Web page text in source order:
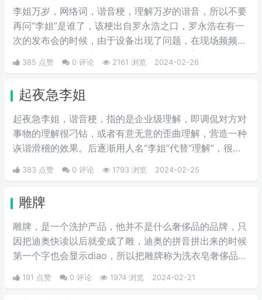
李姐万岁，网络词，谐音梗，理解万岁的谐音，所以不要
再问“李姐”是谁了，该梗出自罗永浩之口，罗永浩在有一
次的发布会的时候，由于设备出现了问题，在现场频频出
尬，然后被一些锤子的粉丝疯狂传播。疯狂复读，每每出
可以说相当沙雕了，哈哈哈哈哈哈哈哈哈。
385 点赞 0 评论 2161 浏览 2024-02-26
起夜急李姐
起夜急李姐，谐音梗，指的是企业级理解，即调侃对方对
事物的理解很刁钻，或者有意无意的歪曲理解，营造一种
诙谐滑稽的效果。后逐渐用人名“李姐”代替“理解”，很有
383 点赞 0 评论 1793 浏览 2024-02-25
雕牌
雕牌，是一个洗护产品，他并不是什么奢侈品的品牌，只
因把迪奥快读以后就变成了雕，迪奥的拼音拼出来的时候
第一个字也会显示diao，所以把雕牌称为洗衣皂奢侈品品
因为迪奥的拼音diao和雕相同，另外也讽刺迪奥的衣服越
191 点赞 0 评论 1974 浏览 2024-02-21